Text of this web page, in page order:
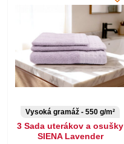
Vysoká gramáž - 550 g/m²
3 Sada uterákov a osušky
SIENA Lavender